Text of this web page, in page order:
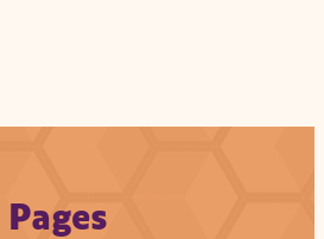
Pages